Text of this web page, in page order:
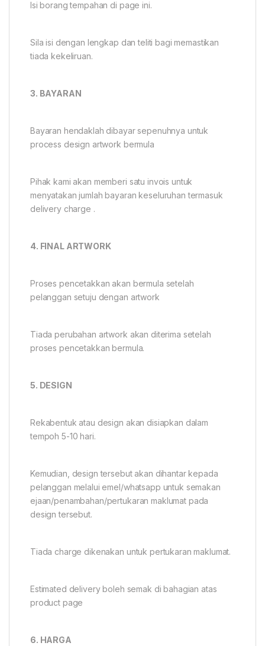
Isi borang tempahan di page ini.
Sila isi dengan lengkap dan teliti bagi memastikan
tiada kekeliruan.
3. BAYARAN
Bayaran hendaklah dibayar sepenuhnya untuk
process design artwork bermula
Pihak kami akan memberi satu invois untuk
menyatakan jumlah bayaran keseluruhan termasuk
delivery charge .
4. FINAL ARTWORK
Proses pencetakkan akan bermula setelah
pelanggan setuju dengan artwork
Tiada perubahan artwork akan diterima setelah
proses pencetakkan bermula.
5. DESIGN
Rekabentuk atau design akan disiapkan dalam
tempoh 5-10 hari.
Kemudian, design tersebut akan dihantar kepada
pelanggan melalui emel/whatsapp untuk semakan
ejaan/penambahan/pertukaran maklumat pada
design tersebut.
Tiada charge dikenakan untuk pertukaran maklumat.
Estimated delivery boleh semak di bahagian atas
product page
6. HARGA